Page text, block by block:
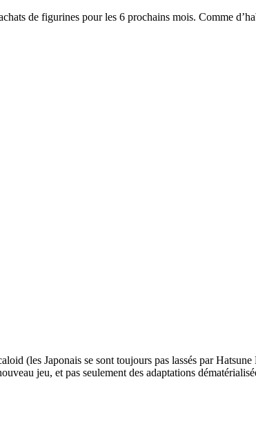
de figurines pour les 6 prochains mois. Comme
(les Japonais se sont toujours pas lassés par
jeu, et pas seulement des adaptations